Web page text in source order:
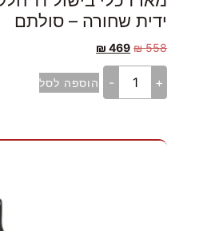
ידית שחורה – סולתם
558
₪
469
₪
+
- הוספה לסל